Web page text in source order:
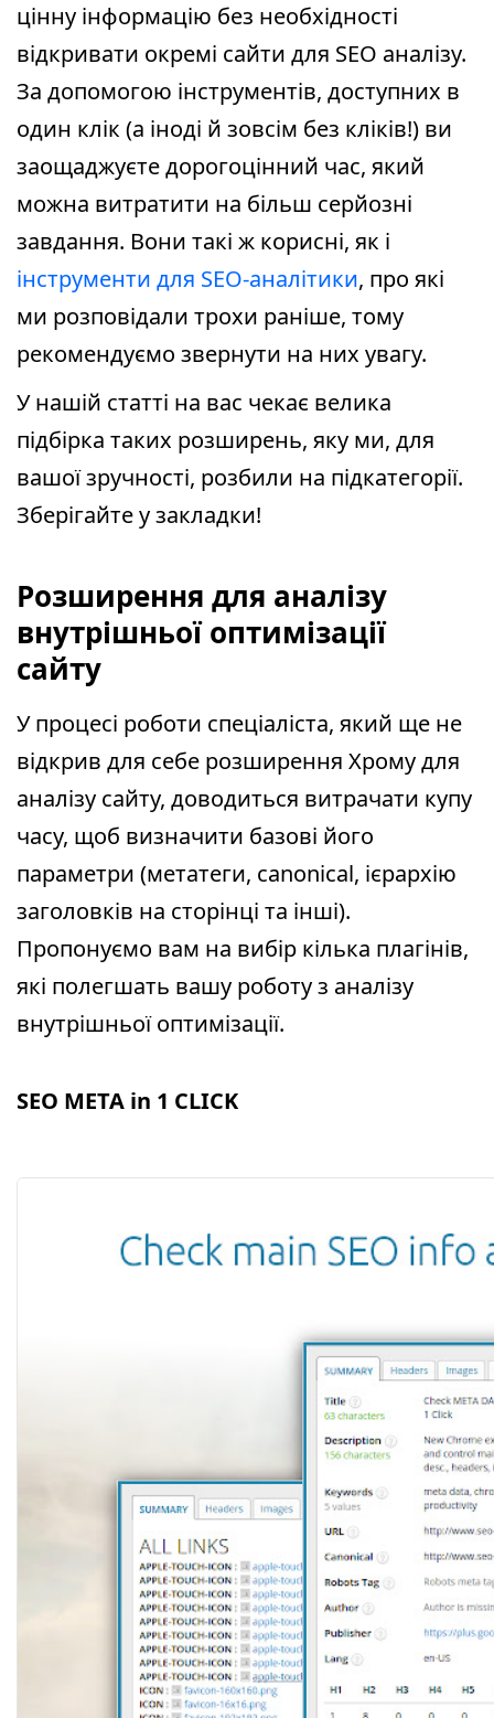
цінну інформацію без необхідності
відкривати окремі сайти для SEO аналізу.
За допомогою інструментів, доступних в
один клік (а іноді й зовсім без кліків!) ви
заощаджуєте дорогоцінний час, який
можна витратити на більш серйозні
завдання. Вони такі ж корисні, як і
інструменти для SEO-аналітики, про які
ми розповідали трохи раніше, тому
рекомендуємо звернути на них увагу.
У нашій статті на вас чекає велика
підбірка таких розширень, яку ми, для
вашої зручності, розбили на підкатегорії.
Зберігайте у закладки!
Розширення для аналізу
внутрішньої оптимізації
сайту
У процесі роботи спеціаліста, який ще не
відкрив для себе розширення Хрому для
аналізу сайту, доводиться витрачати купу
часу, щоб визначити базові його
параметри (метатеги, canonical, ієрархію
заголовків на сторінці та інші).
Пропонуємо вам на вибір кілька плагінів,
які полегшать вашу роботу з аналізу
внутрішньої оптимізації.
SEO META in 1 CLICK